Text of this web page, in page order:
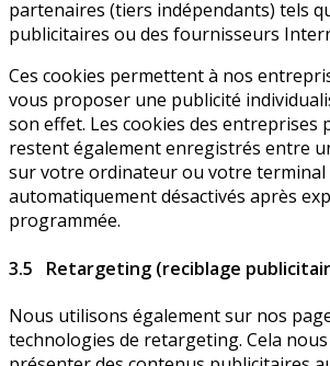
partenaires (tiers indépendants) tels
publicitaires ou des fournisseurs
Ces cookies permettent à nos
vous proposer une publicité
son effet. Les cookies des entreprises
restent également enregistrés entre
sur votre ordinateur ou votre
automatiquement désactivés après
programmée.
3.5 Retargeting (reciblage
Nous utilisons également sur nos
technologies de retargeting. Cela